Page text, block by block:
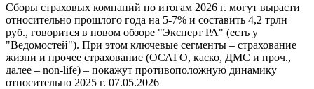
Сборы страховых компаний по итогам 2026 г. могут вырасти
относительно прошлого года на 5-7% и составить 4,2 трлн
руб., говорится в новом обзоре "Эксперт РА" (есть у
"Ведомостей"). При этом ключевые сегменты – страхование
жизни и прочее страхование (ОСАГО, каско, ДМС и проч.,
далее – non-life) – покажут противоположную динамику
относительно 2025 г. 07.05.2026